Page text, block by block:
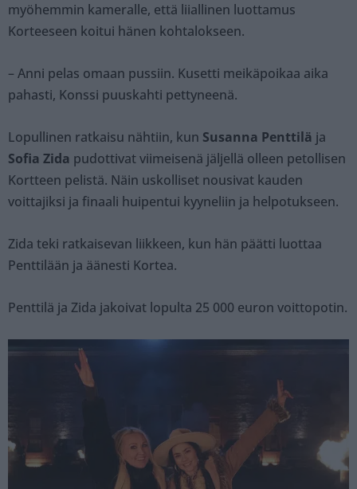
myöhemmin kameralle, että liiallinen luottamus
Korteeseen koitui hänen kohtalokseen.
– Anni pelas omaan pussiin. Kusetti meikäpoikaa aika
pahasti, Konssi puuskahti pettyneenä.
Lopullinen ratkaisu nähtiin, kun Susanna Penttilä ja
Sofia Zida pudottivat viimeisenä jäljellä olleen petollisen
Kortteen pelistä. Näin uskolliset nousivat kauden
voittajiksi ja finaali huipentui kyyneliin ja helpotukseen.
Zida teki ratkaisevan liikkeen, kun hän päätti luottaa
Penttilään ja äänesti Kortea.
Penttilä ja Zida jakoivat lopulta 25 000 euron voittopotin.